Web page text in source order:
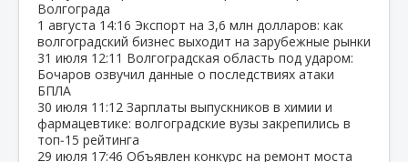
Волгограда
1 августа 14:16 Экспорт на 3,6 млн долларов: как
волгоградский бизнес выходит на зарубежные рынки
31 июля 12:11 Волгоградская область под ударом:
Бочаров озвучил данные о последствиях атаки
БПЛА
30 июля 11:12 Зарплаты выпускников в химии и
фармацевтике: волгоградские вузы закрепились в
топ‑15 рейтинга
29 июля 17:46 Объявлен конкурс на ремонт моста